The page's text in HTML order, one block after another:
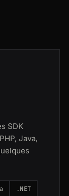
SDK
Java,
.NET